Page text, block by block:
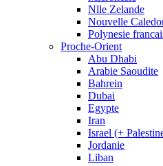
Nlle Zelande
Nouvelle
Polynesie
Proche-Orient
Abu Dhabi
Arabie Saoudite
Bahrein
Dubai
Egypte
Iran
Israel (+
Jordanie
Liban